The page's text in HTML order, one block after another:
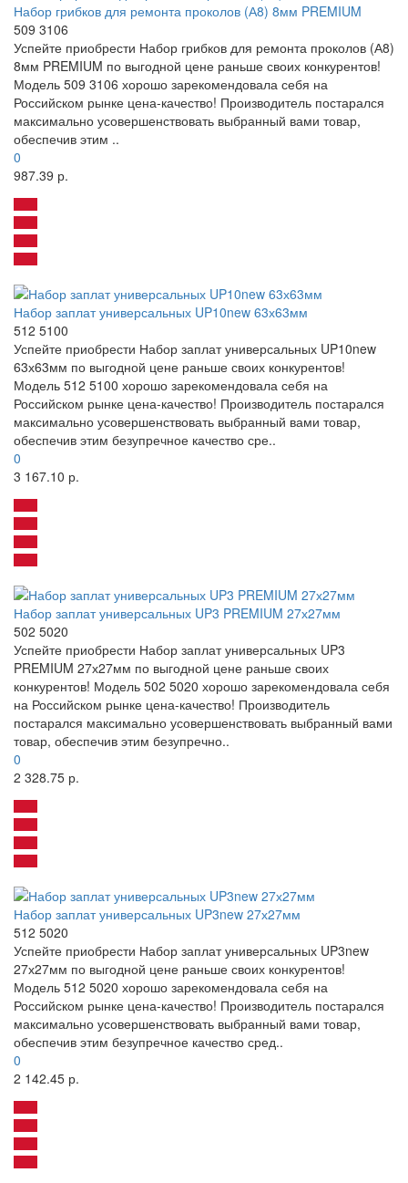
Набор грибков для ремонта проколов (А8) 8мм PREMIUM
509 3106
Успейте приобрести Набор грибков для ремонта проколов (А8)
8мм PREMIUM по выгодной цене раньше своих конкурентов!
Модель 509 3106 хорошо зарекомендовала себя на
Российском рынке цена-качество! Производитель постарался
максимально усовершенствовать выбранный вами товар,
обеспечив этим ..
0
987.39 р.
Набор заплат универсальных UP10new 63х63мм
512 5100
Успейте приобрести Набор заплат универсальных UP10new
63х63мм по выгодной цене раньше своих конкурентов!
Модель 512 5100 хорошо зарекомендовала себя на
Российском рынке цена-качество! Производитель постарался
максимально усовершенствовать выбранный вами товар,
обеспечив этим безупречное качество сре..
0
3 167.10 р.
Набор заплат универсальных UP3 PREMIUM 27х27мм
502 5020
Успейте приобрести Набор заплат универсальных UP3
PREMIUM 27х27мм по выгодной цене раньше своих
конкурентов! Модель 502 5020 хорошо зарекомендовала себя
на Российском рынке цена-качество! Производитель
постарался максимально усовершенствовать выбранный вами
товар, обеспечив этим безупречно..
0
2 328.75 р.
Набор заплат универсальных UP3new 27х27мм
512 5020
Успейте приобрести Набор заплат универсальных UP3new
27х27мм по выгодной цене раньше своих конкурентов!
Модель 512 5020 хорошо зарекомендовала себя на
Российском рынке цена-качество! Производитель постарался
максимально усовершенствовать выбранный вами товар,
обеспечив этим безупречное качество сред..
0
2 142.45 р.